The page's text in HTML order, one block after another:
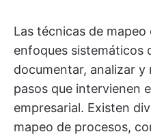
Las técnicas de
enfoques sistemáticos
documentar, analizar y
pasos que intervienen
empresarial. Existen
mapeo de procesos,